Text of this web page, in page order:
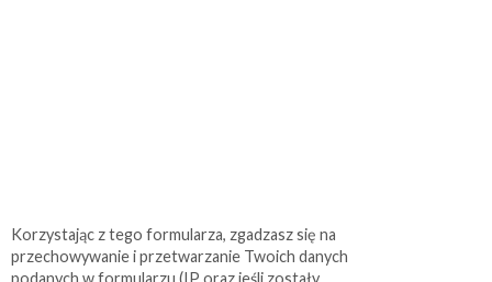
Korzystając z tego formularza, zgadzasz się na
przechowywanie i przetwarzanie Twoich danych
podanych w formularzu (IP oraz jeśli zostały